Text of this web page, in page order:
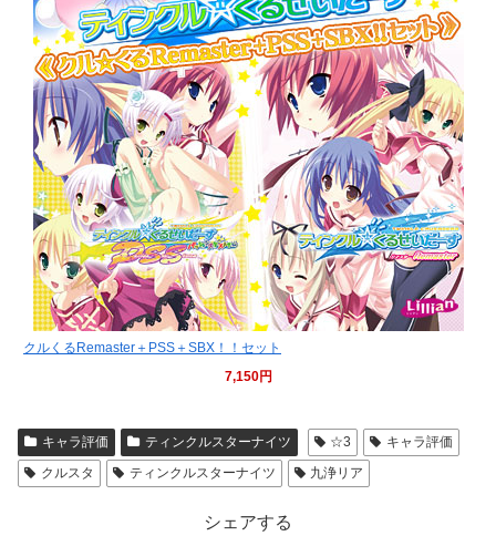
クルくるRemaster＋PSS＋SBX！！セット
7,150円
キャラ評価 ティンクルスターナイツ ☆3
キャラ評価
クルスタ
ティンクルスターナイツ 九浄リア
シェアする